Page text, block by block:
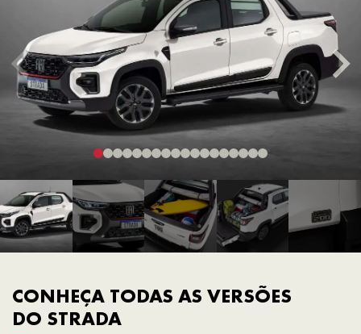
CONHEÇA TODAS AS VERSÕES
DO STRADA